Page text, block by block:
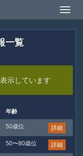
Toggle
一覧
示しています
年齢
50歳位 詳細
50〜80歳位 詳細